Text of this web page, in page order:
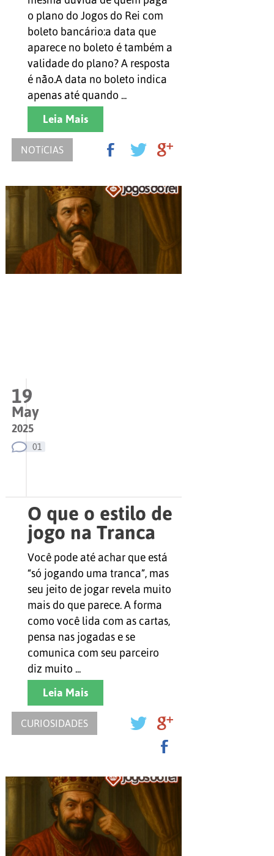
validade do se…
o plano do Jogos do Rei com
boleto bancário:a data que
aparece no boleto é também a
validade do plano? A resposta
é não.A data no boleto indica
apenas até quando ...
Leia Mais
NOTíCIAS
19
May
2025
01
O que o estilo de
jogo na Tranca
diz sobre sua
personalidade
Você pode até achar que está
“só jogando uma tranca”, mas
seu jeito de jogar revela muito
mais do que parece. A forma
como você lida com as cartas,
pensa nas jogadas e se
comunica com seu parceiro
diz muito ...
Leia Mais
CURIOSIDADES